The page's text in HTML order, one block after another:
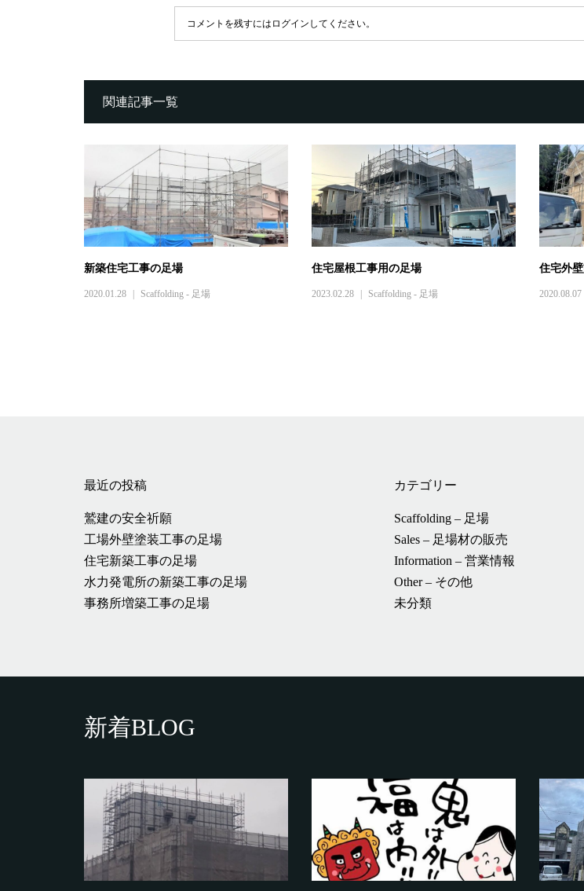
コメントを残すにはログインしてください。
関連記事一覧
新築住宅工事の足場
2020.01.28 Scaffolding - 足場
住宅屋根工事用の足場
2023.02.28 Scaffolding - 足場
住宅外
2020.08.07
最近の投稿
鷲建の安全祈願
工場外壁塗装工事の足場
住宅新築工事の足場
水力発電所の新築工事の足場
事務所増築工事の足場
カテゴリー
Scaffolding – 足場
Sales – 足場材の販売
Information – 営業情報
Other – その他
未分類
新着BLOG